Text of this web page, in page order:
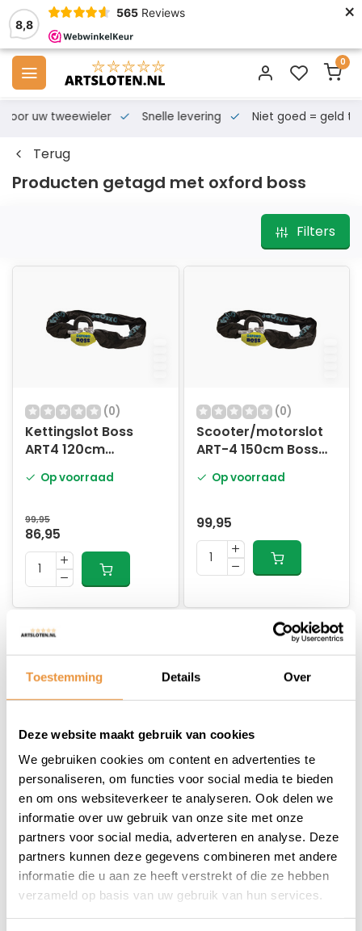
Toestemming Details Over
Deze website maakt gebruik van cookies
We gebruiken cookies om content en advertenties te
personaliseren, om functies voor social media te bieden
en om ons websiteverkeer te analyseren. Ook delen we
informatie over uw gebruik van onze site met onze
partners voor social media, adverteren en analyse. Deze
partners kunnen deze gegevens combineren met andere
informatie die u aan ze heeft verstrekt of die ze hebben
verzameld op basis van uw gebruik van hun services.
8,8
565 Reviews ×
0
voor uw tweewieler Snelle levering Niet goed = geld
Terug
Producten getagd met oxford boss
Filters
(0)
Kettingslot Boss
ART4 120cm
Op voorraad
99,95
86,95
(0)
Scooter/motorslot
ART-4 150cm Boss
Op voorraad
99,95
(1)
Scooter/motorslot
ART-4 200cm Boss
MBT4076
Op voorraad
104,95